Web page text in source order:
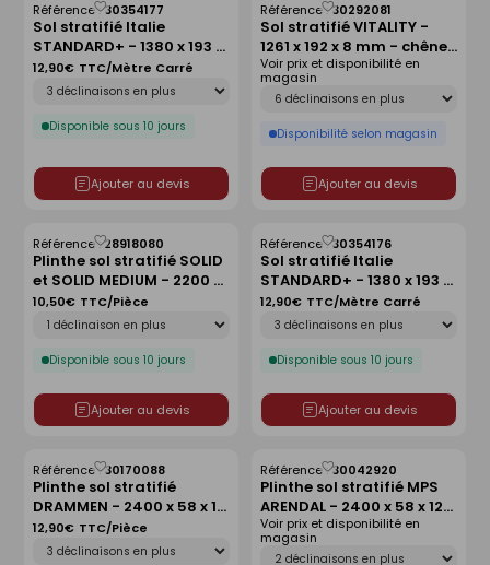
Sol stratifié Italie
STANDARD+ - 1380 x 193 x
7 mm - chêne finlay
Référence :30354177
Disponible sous 10 jours
12,90€ TTC/Mètre Carré
Ajouter au devis
Enregistrer
comme
liste
Sol stratifié VITALITY -
1261 x 192 x 8 mm - chêne
naturel verni
Référence :30292081
Déclinaison
Disponibilité selon magasin
Voir prix et disponibilité en
magasin
Ajouter au devis
Enregistrer
comme
liste
Plinthe sol stratifié SOLID
et SOLID MEDIUM - 2200 x
80 x 15 mm - chêne
sunset/ Chêne Dahlia
Référence :28918080
Disponible sous 10 jours
10,50€ TTC/Pièce
Ajouter au devis
Enregistrer
comme
liste
Sol stratifié Italie
STANDARD+ - 1380 x 193 x
7 mm - chêne century
beige
Référence :30354176
Disponible sous 10 jours
12,90€ TTC/Mètre Carré
Ajouter au devis
Enregistrer
comme
liste
Plinthe sol stratifié
DRAMMEN - 2400 x 58 x 12
mm - chêne dune
Référence :30170088
12,90€ TTC/Pièce
Enregistrer
comme
liste
Plinthe sol stratifié MPS
ARENDAL - 2400 x 58 x 12
mm - chêne insulaire
Référence :30042920
Déclinaison
Voir prix et disponibilité en
magasin
Enregistrer
comme
liste